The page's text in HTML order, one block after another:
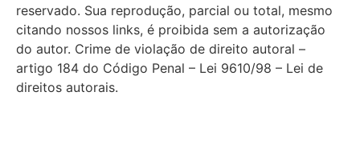
reservado. Sua reprodução, parcial ou total, mesmo
citando nossos links, é proibida sem a autorização
do autor. Crime de violação de direito autoral –
artigo 184 do Código Penal – Lei 9610/98 – Lei de
direitos autorais.